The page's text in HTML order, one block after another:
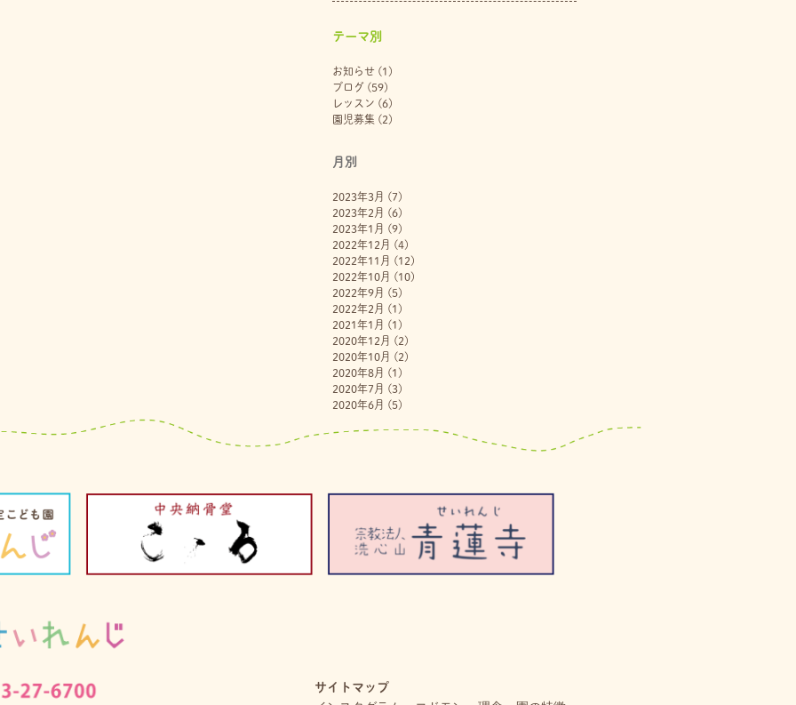
テーマ別
お知らせ(1)
ブログ(59)
レッスン (6)
園児募集 (2)
月別
2023年3月 (7)
2023年2月 (6)
2023年1月 (9)
2022年12月 (4)
2022年11月 (12)
2022年10月 (10)
2022年9月 (5)
2022年2月 (1)
2021年1月 (1)
2020年12月 (2)
2020年10月 (2)
2020年8月 (1)
2020年7月 (3)
2020年6月 (5)
サイトマップ